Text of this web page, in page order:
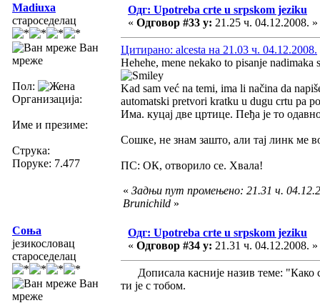
Madiuxa
староседелац
Ван
мреже
Пол:
Организација:
Име и презиме:
Струка:
Поруке: 7.477
Одг: Upotreba crte u srpskom jeziku
« Одговор #33 у: 21.25 ч. 04.12.2008. »
Цитирано: alcesta на 21.03 ч. 04.12.2008.
Hehehe, mene nekako to pisanje
Kad sam već na temi, ima li načina da
automatski pretvori kratku u dugu crtu pa
Има. куцај две цртице. Пеђа је то
Сошке, не знам зашто, али тај линк ме
ПС: ОК, отворило се. Хвала!
« Задњи пут промењено: 21.31 ч.
Brunichild »
Соња
језикословац
староседелац
Ван
мреже
Одг: Upotreba crte u srpskom jeziku
« Одговор #34 у: 21.31 ч. 04.12.2008. »
Дописала касније назив теме: "Како
ти је с тобом.